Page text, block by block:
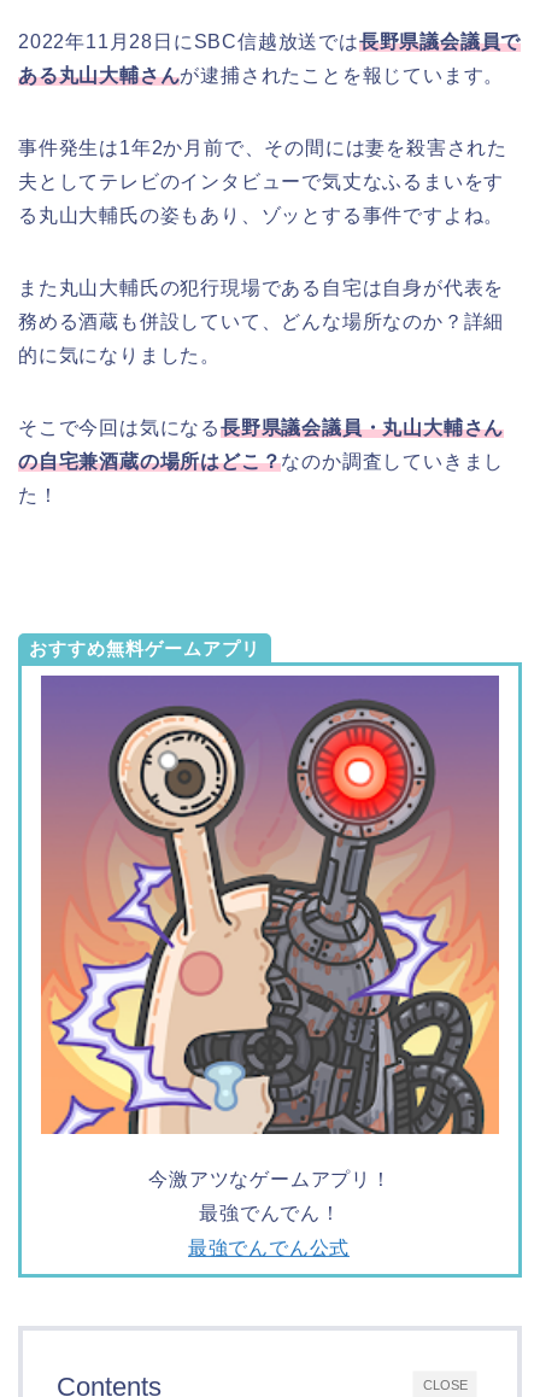
2022年11月28日にSBC信越放送では長野県議会議員で
ある丸山大輔さんが逮捕されたことを報じています。
事件発生は1年2か月前で、その間には妻を殺害された
夫としてテレビのインタビューで気丈なふるまいをす
る丸山大輔氏の姿もあり、ゾッとする事件ですよね。
また丸山大輔氏の犯行現場である自宅は自身が代表を
務める酒蔵も併設していて、どんな場所なのか？詳細
的に気になりました。
そこで今回は気になる長野県議会議員・丸山大輔さん
の自宅兼酒蔵の場所はどこ？なのか調査していきまし
た！
おすすめ無料ゲームアプリ
今激アツなゲームアプリ！
最強でんでん！
最強でんでん公式
CLOSE
Contents